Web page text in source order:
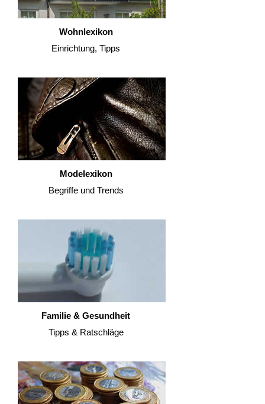
Wohnlexikon
Einrichtung, Tipps
Modelexikon
Begriffe und Trends
Familie & Gesundheit
Tipps & Ratschläge